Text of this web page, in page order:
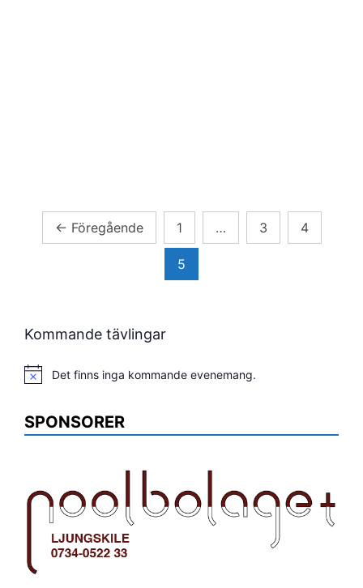
Sidnumrering
← Föregående 1 … 3 4
5
Kommande tävlingar
Notis Det finns inga kommande evenemang.
SPONSORER